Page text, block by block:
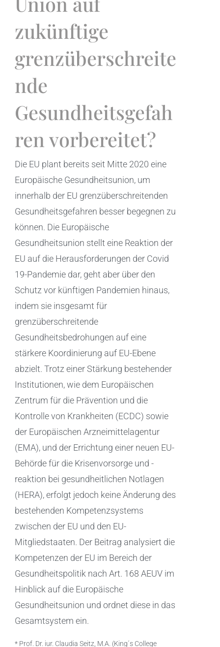
zukünftige
grenzüberschreite
nde
Gesundheitsgefah
ren vorbereitet?
Die EU plant bereits seit Mitte 2020 eine
Europäische Gesundheitsunion, um
innerhalb der EU grenzüberschreitenden
Gesundheitsgefahren besser begegnen zu
können. Die Europäische
Gesundheitsunion stellt eine Reaktion der
EU auf die Herausforderungen der Covid
19-Pandemie dar, geht aber über den
Schutz vor künftigen Pandemien hinaus,
indem sie insgesamt für
grenzüberschreitende
Gesundheitsbedrohungen auf eine
stärkere Koordinierung auf EU-Ebene
abzielt. Trotz einer Stärkung bestehender
Institutionen, wie dem Europäischen
Zentrum für die Prävention und die
Kontrolle von Krankheiten (ECDC) sowie
der Europäischen Arzneimittelagentur
(EMA), und der Errichtung einer neuen EU-
Behörde für die Krisenvorsorge und -
reaktion bei gesundheitlichen Notlagen
(HERA), erfolgt jedoch keine Änderung des
bestehenden Kompetenzsystems
zwischen der EU und den EU-
Mitgliedstaaten. Der Beitrag analysiert die
Kompetenzen der EU im Bereich der
Gesundheitspolitik nach Art. 168 AEUV im
Hinblick auf die Europäische
Gesundheitsunion und ordnet diese in das
Gesamtsystem ein.
* Prof. Dr. iur. Claudia Seitz, M.A. (King´s College